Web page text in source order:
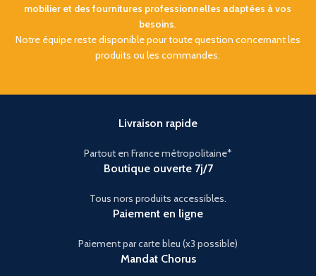
mobilier et des fournitures professionnelles adaptées à vos
besoins.
Notre équipe reste disponible pour toute question concernant les
produits ou les commandes.
Livraison rapide
Partout en France métropolitaine*
Boutique ouverte 7j/7
Tous nors produits accessibles.
Paiement en ligne
Paiement par carte bleu (x3 possible)
Mandat Chorus